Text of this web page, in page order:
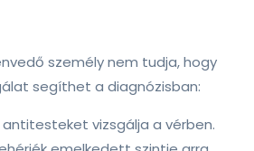
személy nem tudja, hogy
segíthet a diagnózisban:
vizsgálja a vérben.